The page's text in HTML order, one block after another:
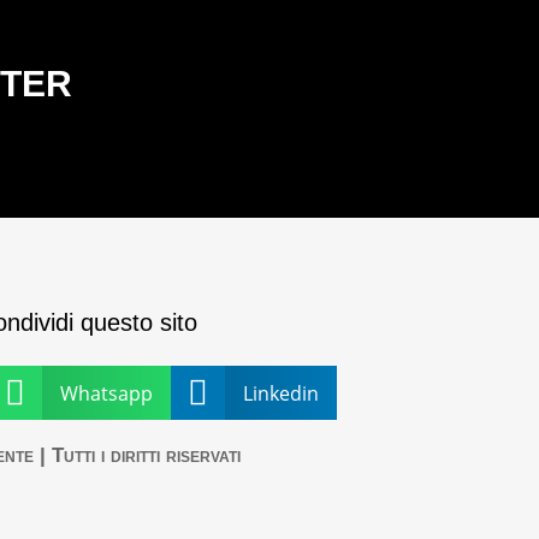
questo sito
 Whatsapp  Linkedin
| Tutti i diritti riservati